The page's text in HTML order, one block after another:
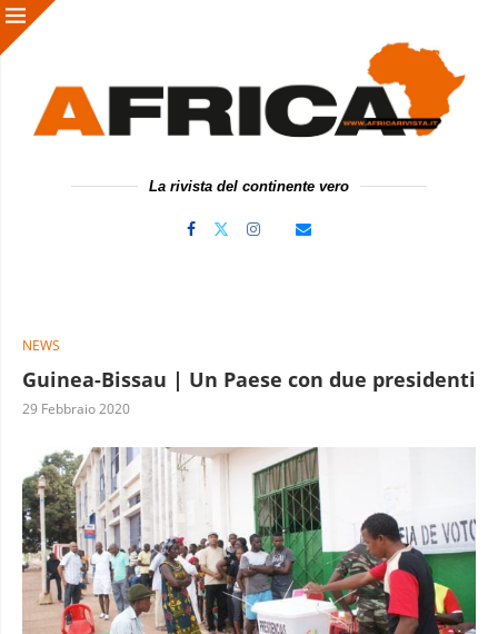
La rivista del continente vero
NEWS
Guinea-Bissau | Un Paese con due presidenti
29 Febbraio 2020